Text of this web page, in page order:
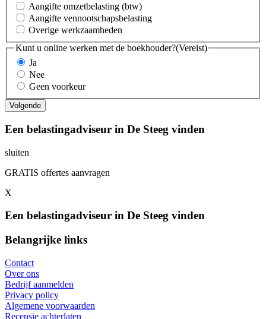
Aangifte omzetbelasting (btw)
Aangifte vennootschapsbelasting
Overige werkzaamheden
Kunt u online werken met de boekhouder?(Vereist)
Ja
Nee
Geen voorkeur
Een belastingadviseur in De Steeg vinden
sluiten
GRATIS offertes aanvragen
X
Een belastingadviseur in De Steeg vinden
Belangrijke links
Contact
Over ons
Bedrijf aanmelden
Privacy policy
Algemene voorwaarden
Recensie achterlaten